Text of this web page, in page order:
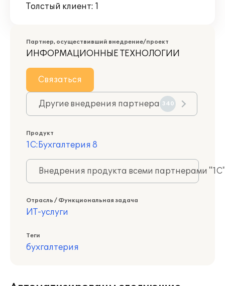
Толстый клиент: 1
Партнер, осуществивший внедрение/проект
ИНФОРМАЦИОННЫЕ ТЕХНОЛОГИИ
Связаться
Другие внедрения партнера 340
Продукт
1С:Бухгалтерия 8
Внедрения продукта всеми партнерами
Отрасль / Функциональная задача
ИТ-услуги
Теги
бухгалтерия